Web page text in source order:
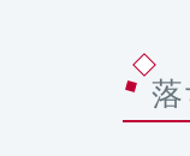
落